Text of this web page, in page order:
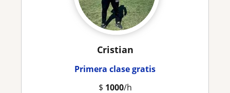
Cristian
Primera clase gratis
$ 1000/h